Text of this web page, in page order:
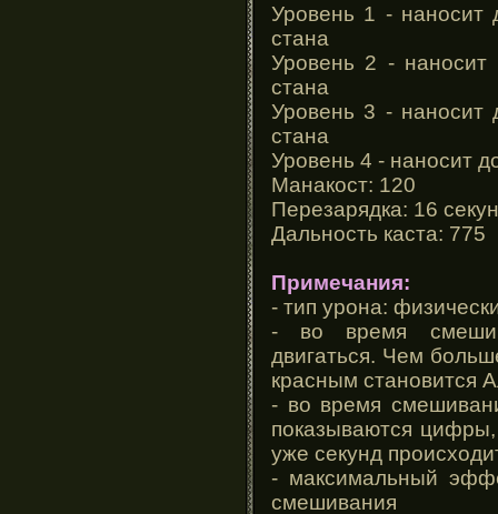
Уровень 1 - наносит
стана
Уровень 2 -
стана
Уровень 3 - наносит
стана
Уровень 4 - наносит
Манакост: 120
Перезарядка: 16
Дальность каста: 775
Примечания:
- тип урона:
- во время
двигаться. Чем
красным становится
- во время
показываются
уже секунд
- максимальный
смешивания